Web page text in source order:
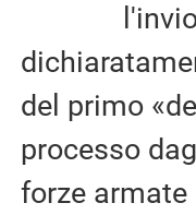
l'invio di
del primo
processo
forze